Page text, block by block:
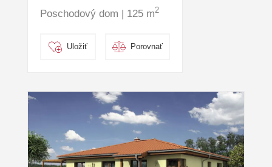
Poschodový dom | 125 m2
Uložiť Porovnať